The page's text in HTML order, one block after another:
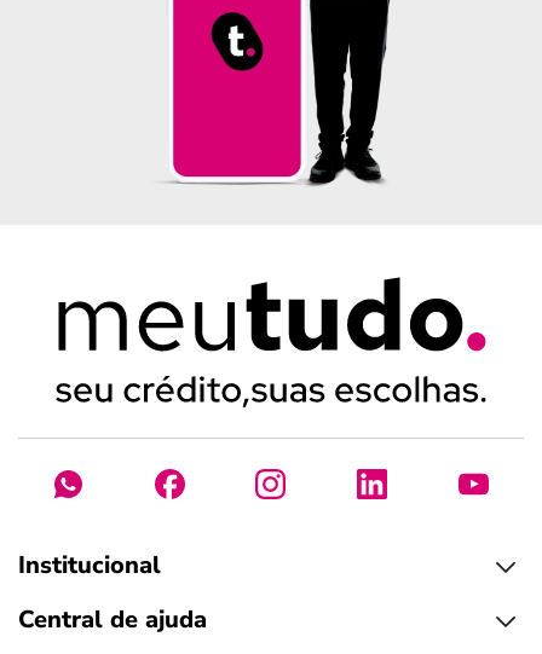
Institucional
Central de ajuda